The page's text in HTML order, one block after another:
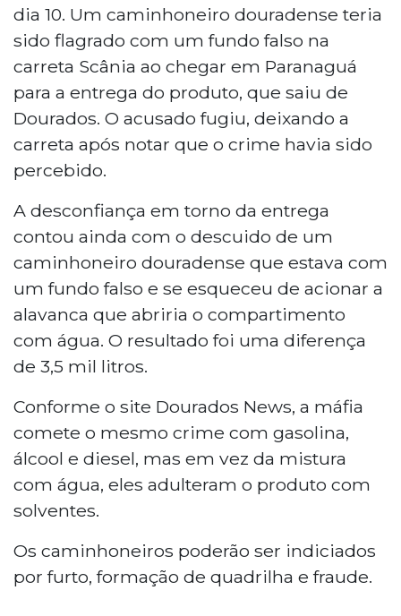
dia 10. Um caminhoneiro douradense teria
sido flagrado com um fundo falso na
carreta Scânia ao chegar em Paranaguá
para a entrega do produto, que saiu de
Dourados. O acusado fugiu, deixando a
carreta após notar que o crime havia sido
percebido.
A desconfiança em torno da entrega
contou ainda com o descuido de um
caminhoneiro douradense que estava com
um fundo falso e se esqueceu de acionar a
alavanca que abriria o compartimento
com água. O resultado foi uma diferença
de 3,5 mil litros.
Conforme o site Dourados News, a máfia
comete o mesmo crime com gasolina,
álcool e diesel, mas em vez da mistura
com água, eles adulteram o produto com
solventes.
Os caminhoneiros poderão ser indiciados
por furto, formação de quadrilha e fraude.